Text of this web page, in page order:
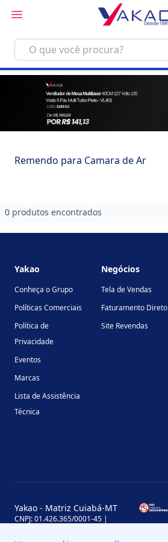
Remendo para Camara de Ar
0 produtos encontrados
Yakao
Conheça o Grupo
Políticas Comerciais
Política de
Privacidade
Eventos
Marcas
Lista de Assistência
Técnica
Negócios
Tela de Vendas
Faturamento Direto
Site Revendas
Yakao - Matriz Cuiabá-MT
CNPJ: 01.426.365/0001-45 |